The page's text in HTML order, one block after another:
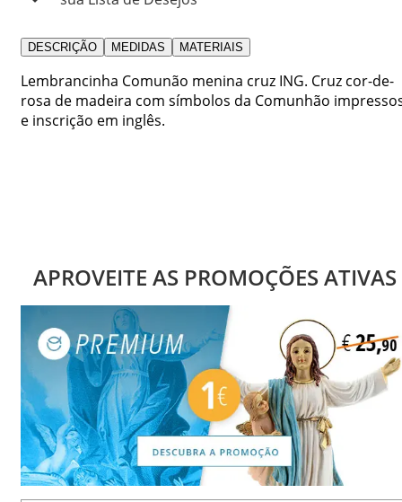
DESCRIÇÃO MEDIDAS MATERIAIS
Lembrancinha Comunão menina cruz ING. Cruz cor-de-
rosa de madeira com símbolos da Comunhão
e inscrição em inglês.
APROVEITE AS PROMOÇÕES ATIVAS